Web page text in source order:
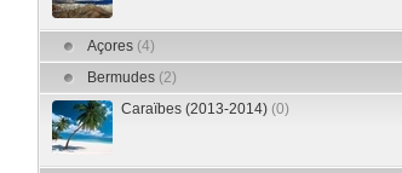
Açores (4)
Bermudes (2)
Caraïbes (2013-2014) (0)